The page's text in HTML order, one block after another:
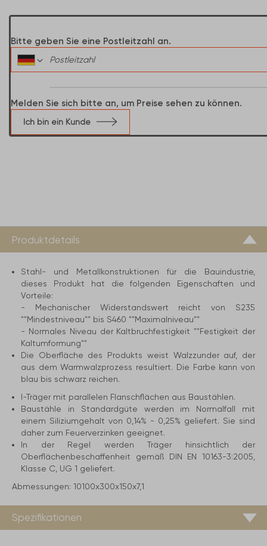
Bitte geben Sie eine Postleitzahl an.
Melden Sie sich bitte an, um Preise sehen zu können.
Ich bin ein Kunde
Produktdetails
Stahl- und Metallkonstruktionen für die Bauindustrie,
dieses Produkt hat die folgenden Eigenschaften und
Vorteile:
- Mechanischer Widerstandswert reicht von S235
""Mindestniveau"" bis S460 ""Maximalniveau""
- Normales Niveau der Kaltbruchfestigkeit ""Festigkeit der
Kaltumformung""
Die Oberfläche des Produkts weist Walzzunder auf, der
aus dem Warmwalzprozess resultiert. Die Farbe kann von
blau bis schwarz reichen.
I-Träger mit parallelen Flanschflächen aus Baustählen.
Baustähle in Standardgüte werden im Normalfall mit
einem Siliziumgehalt von 0,14% - 0,25% geliefert. Sie sind
daher zum Feuerverzinken geeignet.
In der Regel werden Träger hinsichtlich der
Oberflächenbeschaffenheit gemäß DIN EN 10163-3:2005,
Klasse C, UG 1 geliefert.
Abmessungen: 10100x300x150x7,1
Spezifikationen